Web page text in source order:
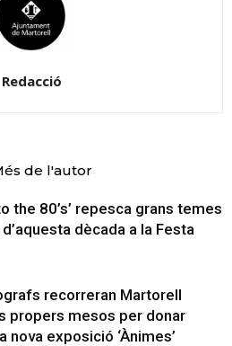
Redacció
de l'autor
the 80’s’ repesca grans temes
dècada a la Festa
recorreran Martorell
propers mesos per donar
nova exposició ‘Ànimes’